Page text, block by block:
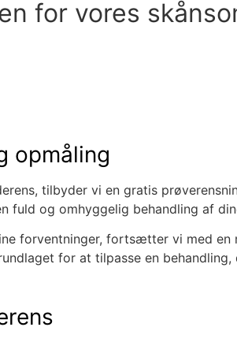
for vores
opmåling
tilbyder vi en gratis
fuld og omhyggelig behandling af
forventninger, fortsætter vi med
for at tilpasse en